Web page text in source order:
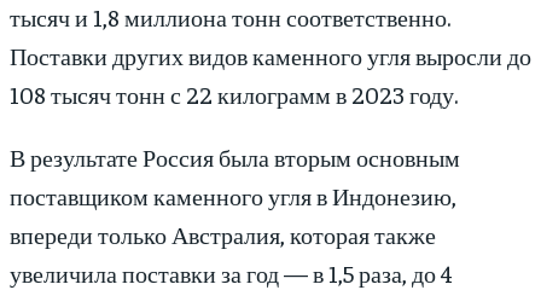
тысяч и 1,8 миллиона тонн соответственно.
Поставки других видов каменного угля выросли до
108 тысяч тонн с 22 килограмм в 2023 году.
В результате Россия была вторым основным
поставщиком каменного угля в Индонезию,
впереди только Австралия, которая также
увеличила поставки за год — в 1,5 раза, до 4